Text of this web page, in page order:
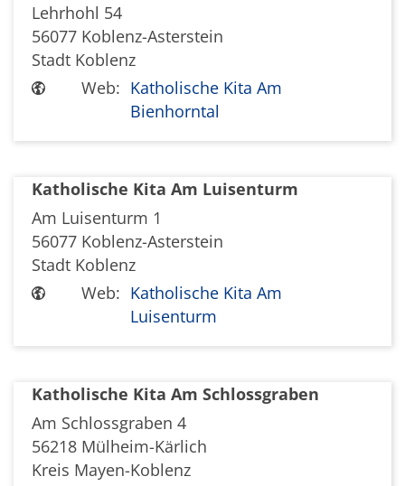
Lehrhohl 54
56077 Koblenz-Asterstein
Stadt Koblenz
Web: Katholische Kita Am
Bienhorntal
Katholische Kita Am Luisenturm
Am Luisenturm 1
56077 Koblenz-Asterstein
Stadt Koblenz
Web: Katholische Kita Am
Luisenturm
Katholische Kita Am Schlossgraben
Am Schlossgraben 4
56218 Mülheim-Kärlich
Kreis Mayen-Koblenz